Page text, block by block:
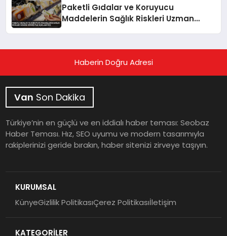
Paketli Gıdalar ve Koruyucu
Maddelerin Sağlık Riskleri Uzman
Haberin Doğru Adresi
Van Son Dakika
Türkiye’nin en güçlü ve en iddialı haber teması: Seobaz
Haber Teması. Hız, SEO uyumu ve modern tasarımıyla
rakiplerinizi geride bırakın, haber sitenizi zirveye taşıyın.
KURUMSAL
KünyeGizlilik PolitikasıÇerez Politikasıİletişim
KATEGORİLER